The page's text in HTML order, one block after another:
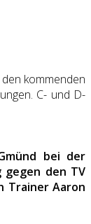
kommenden
C- und D-
bei der
gegen den TV
Trainer Aaron